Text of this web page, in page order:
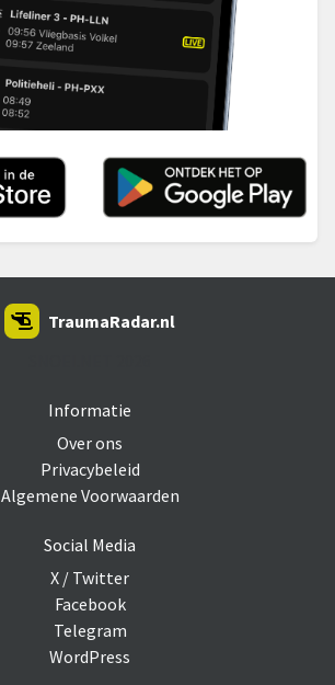
Informatie
Over ons
Privacybeleid
Algemene Voorwaarden
Social Media
X / Twitter
Facebook
Telegram
WordPress
TraumaRadar.nl